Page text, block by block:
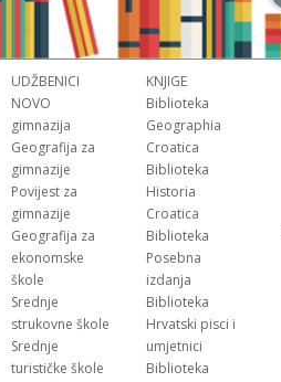
UDŽBENICI
NOVO
gimnazija
Geografija za
gimnazije
Povijest za
gimnazije
Geografija za
ekonomske
škole
Srednje
strukovne škole
Srednje
turističke škole
KNJIGE
Biblioteka
Geographia
Croatica
Biblioteka
Historia
Croatica
Biblioteka
Posebna
izdanja
Biblioteka
Hrvatski pisci i
umjetnici
Biblioteka